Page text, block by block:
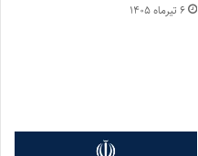
۶ تیر‌ماه ۱۴۰۵